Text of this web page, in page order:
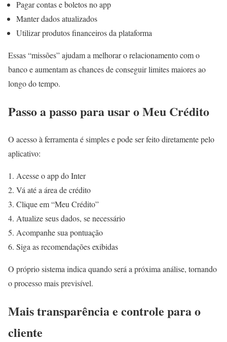
Pagar contas e boletos no app
Manter dados atualizados
Utilizar produtos financeiros da plataforma
Essas “missões” ajudam a melhorar o relacionamento com o
banco e aumentam as chances de conseguir limites maiores ao
longo do tempo.
Passo a passo para usar o Meu Crédito
O acesso à ferramenta é simples e pode ser feito diretamente pelo
aplicativo:
Acesse o app do Inter
Vá até a área de crédito
Clique em “Meu Crédito”
Atualize seus dados, se necessário
Acompanhe sua pontuação
Siga as recomendações exibidas
O próprio sistema indica quando será a próxima análise, tornando
o processo mais previsível.
Mais transparência e controle para o
cliente